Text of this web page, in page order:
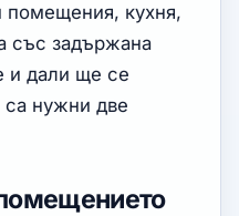
помещения, кухня,
със задържана
и дали ще се
са нужни две